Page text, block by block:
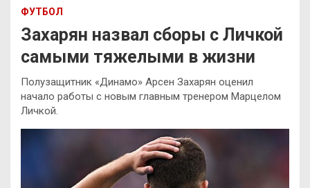
ФУТБОЛ
Захарян назвал сборы с Личкой
самыми тяжелыми в жизни
Полузащитник «Динамо» Арсен Захарян оценил
начало работы с новым главным тренером Марцелом
Личкой.